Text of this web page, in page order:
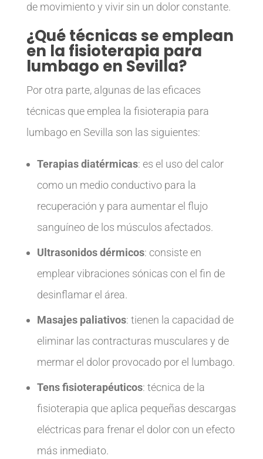
de movimiento y vivir sin un dolor constante.
¿Qué técnicas se emplean
en la fisioterapia para
lumbago en Sevilla?
Por otra parte, algunas de las eficaces
técnicas que emplea la fisioterapia para
lumbago en Sevilla son las siguientes:
Terapias diatérmicas: es el uso del calor
como un medio conductivo para la
recuperación y para aumentar el flujo
sanguíneo de los músculos afectados.
Ultrasonidos dérmicos: consiste en
emplear vibraciones sónicas con el fin de
desinflamar el área.
Masajes paliativos: tienen la capacidad de
eliminar las contracturas musculares y de
mermar el dolor provocado por el lumbago.
Tens fisioterapéuticos: técnica de la
fisioterapia que aplica pequeñas descargas
eléctricas para frenar el dolor con un efecto
más inmediato.